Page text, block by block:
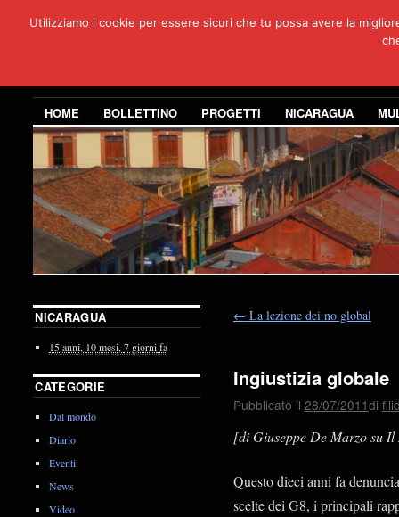
HOME BOLLETTINO PROGETTI NICARAGUA
← La lezione dei no global
Ingiustizia globale
Pubblicato il 28/07/2011di
[di Giuseppe De Marzo su
Questo dieci anni fa
scelte dei G8, i principali
NICARAGUA
15 anni, 10 mesi, 7 giornifa
CATEGORIE
Dal mondo
Diario
Eventi
News
Video
Utilizziamo i cookie per essere sicuri che tu possa avere la